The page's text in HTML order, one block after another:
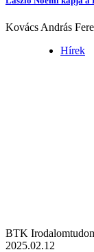
Kovács András
Hírek
BTK
2025.02.12